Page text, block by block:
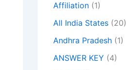
Affiliation (1)
All India States (20)
Andhra Pradesh (1)
ANSWER KEY (4)